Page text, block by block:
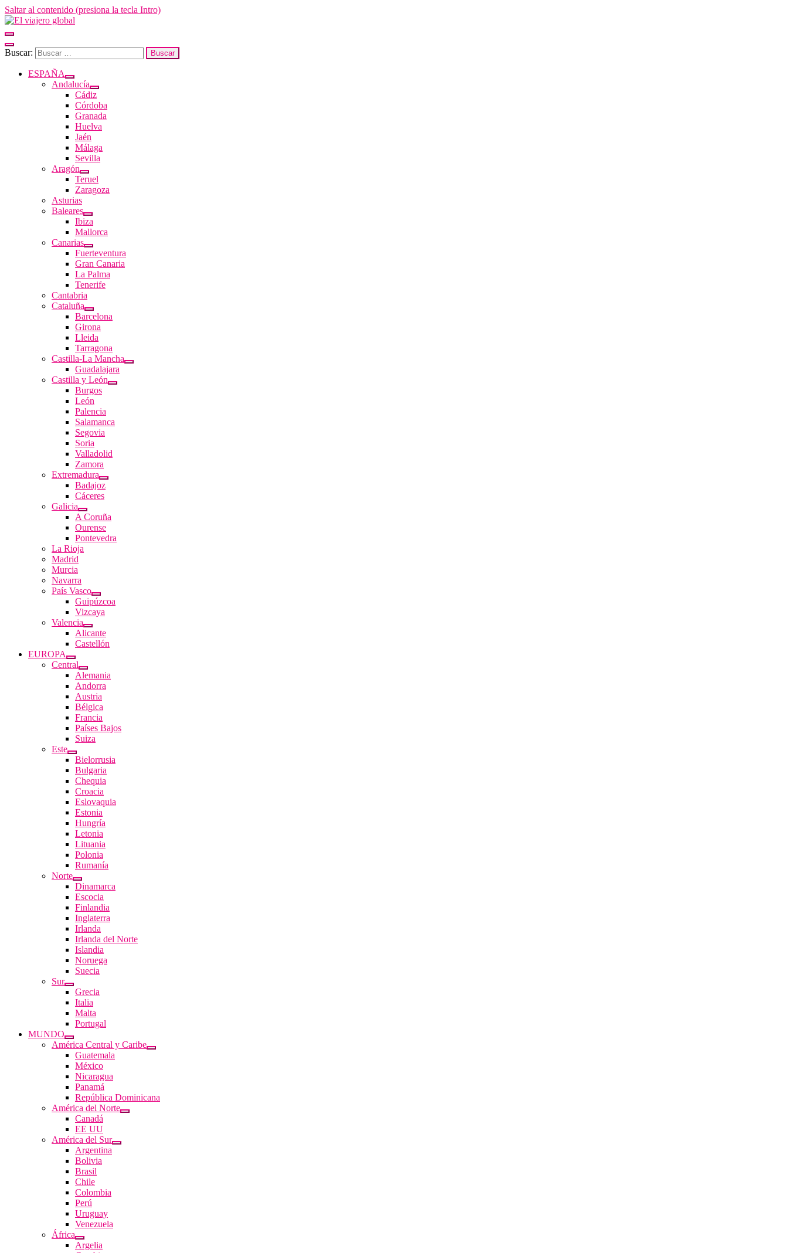
Saltar al contenido (presiona la tecla Intro)
Buscar:
ESPAÑA
Andalucía
Cádiz
Córdoba
Granada
Huelva
Jaén
Málaga
Sevilla
Aragón
Teruel
Zaragoza
Asturias
Baleares
Ibiza
Mallorca
Canarias
Fuerteventura
Gran Canaria
La Palma
Tenerife
Cantabria
Cataluña
Barcelona
Girona
Lleida
Tarragona
Castilla-La Mancha
Guadalajara
Castilla y León
Burgos
León
Palencia
Salamanca
Segovia
Soria
Valladolid
Zamora
Extremadura
Badajoz
Cáceres
Galicia
A Coruña
Ourense
Pontevedra
La Rioja
Madrid
Murcia
Navarra
País Vasco
Guipúzcoa
Vizcaya
Valencia
Alicante
Castellón
EUROPA
Central
Alemania
Andorra
Austria
Bélgica
Francia
Países Bajos
Suiza
Este
Bielorrusia
Bulgaria
Chequia
Croacia
Eslovaquia
Estonia
Hungría
Letonia
Lituania
Polonia
Rumanía
Norte
Dinamarca
Escocia
Finlandia
Inglaterra
Irlanda
Irlanda del Norte
Islandia
Noruega
Suecia
Sur
Grecia
Italia
Malta
Portugal
MUNDO
América Central y Caribe
Guatemala
México
Nicaragua
Panamá
República Dominicana
América del Norte
Canadá
EE UU
América del Sur
Argentina
Bolivia
Brasil
Chile
Colombia
Perú
Uruguay
Venezuela
África
Argelia